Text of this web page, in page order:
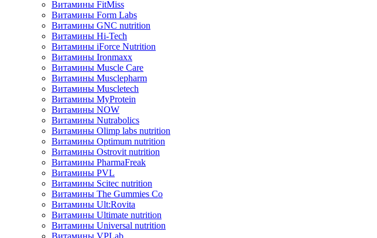
Витамины FitMiss
Витамины Form Labs
Витамины GNC nutrition
Витамины Hi-Tech
Витамины iForce Nutrition
Витамины Ironmaxx
Витамины Muscle Care
Витамины Musclepharm
Витамины Muscletech
Витамины MyProtein
Витамины NOW
Витамины Nutrabolics
Витамины Olimp labs nutrition
Витамины Optimum nutrition
Витамины Ostrovit nutrition
Витамины PharmaFreak
Витамины PVL
Витамины Scitec nutrition
Витамины The Gummies Co
Витамины Ult:Rovita
Витамины Ultimate nutrition
Витамины Universal nutrition
Витамины VPLab